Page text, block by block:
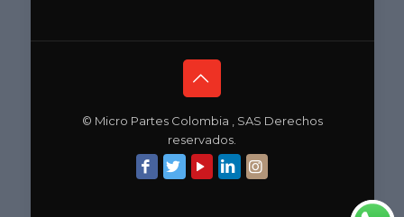
© Micro Partes Colombia , SAS Derechos
reservados.